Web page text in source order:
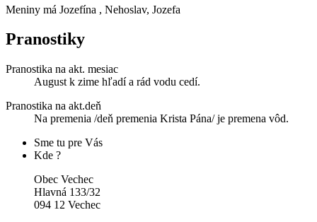
Meniny má Jozefína , Nehoslav, Jozefa
Pranostiky
Pranostika na akt. mesiac
August k zime hľadí a rád vodu cedí.
Pranostika na akt.deň
Na premenia /deň premenia Krista Pána/ je premena vôd.
Sme tu pre Vás
Kde ?
Obec Vechec
Hlavná 133/32
094 12 Vechec